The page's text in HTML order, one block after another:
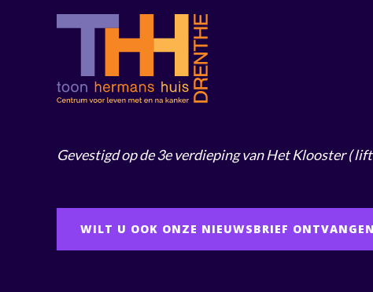
Gevestigd op de 3e verdieping van Het Klooster (
WILT U OOK ONZE NIEUWSBRIEF